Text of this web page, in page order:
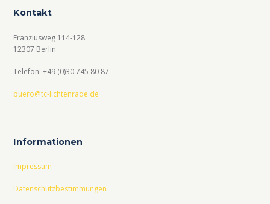
Kontakt
Franziusweg 114-128
12307 Berlin
Telefon: +49 (0)30 745 80 87
buero@tc-lichtenrade.de
Informationen
Impressum
Datenschutzbestimmungen